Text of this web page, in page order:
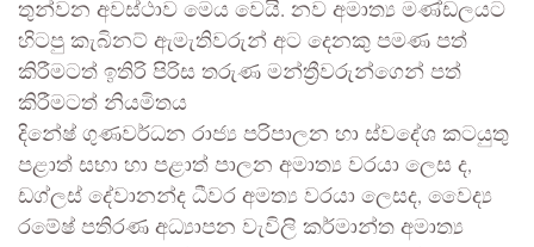
තුන්වන අවස්ථාව මෙය වෙයි. නව අමාත්‍ය මණ්ඩලයට
හිටපු කැබිනට් ඇමැතිවරුන් අට දෙනකු පමණ පත්
කිරීමටත් ඉතිරි පිරිස තරුණ මන්ත්‍රීවරුන්ගෙන් පත්
කිරීමටත් නියමිතය
දිනේෂ් ගුණවර්ධන රාජ්‍ය පරිපාලන හා ස්වදේශ කටයුතු
පළාත් සභා හා පළාත් පාලන අමාත්‍ය වරයා ලෙස ද,
ඩග්ලස් දේවානන්ද ධීවර අමත්‍ය වරයා ලෙසද, වෛද්‍ය
රමේෂ් පතිරණ අධ්‍යාපන වැවිලි කර්මාන්ත අමාත්‍ය